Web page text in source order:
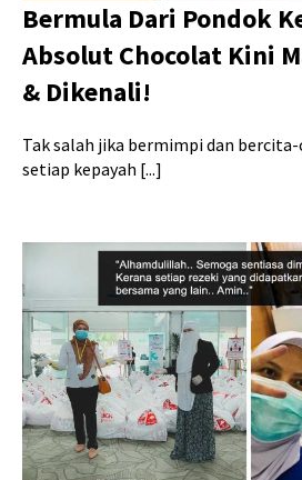
Bermula Dari Pondok
Absolut Chocolat Kini
& Dikenali!
Tak salah jika bermimpi dan
setiap kepayah [...]